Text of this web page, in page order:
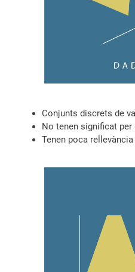
Conjunts discrets de
No tenen significat
Tenen poca